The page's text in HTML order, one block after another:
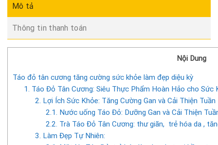
Mô tả
Thông tin thanh toán
Nội Dung
Táo đỏ tân cương tăng cường sức khỏe làm đẹp diệu kỳ
1. Táo Đỏ Tân Cương: Siêu Thực Phẩm Hoàn Hảo cho Sức
2. Lợi Ích Sức Khỏe: Tăng Cường Gan và Cải Thiện
2.1. Nước uống Táo Đỏ: Dưỡng Gan và Cải Thiện
2.2. Trà Táo Đỏ Tân Cương: thư giãn, trẻ hóa da ,
3. Làm Đẹp Tự Nhiên: